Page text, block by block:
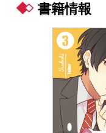
グッズ
会社情報
書籍情報